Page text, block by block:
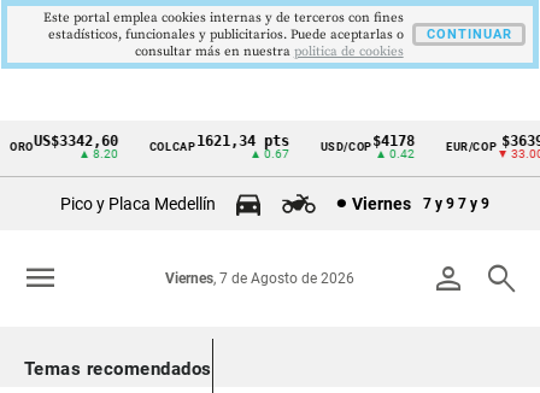
Cintillo
Colombia
US$3342,60
▲ 8.20
COLCAP1621,34 pts
▲ 0.67
USD/COP$4178
▲ 0.42
EUR/COP $3639
▼ 33.00
Pico y Placa Medellín Viernes 7 y 9 7 y 9
person search
Viernes, 7 de Agosto de 2026
menu
Temas recomendados
Este portal emplea cookies internas y de terceros con fines
estadísticos, funcionales y publicitarios. Puede aceptarlas o
consultar más en nuestra politica de cookies
CONTINUAR